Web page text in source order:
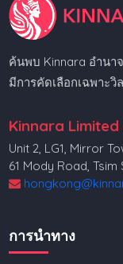
ค้นพบ Kinnara อำนา
มีการคัดเลือกเฉพาะ
Kinnara Limited
Unit 2, LG1, Mirror
61 Mody Road,
การนำทาง